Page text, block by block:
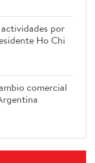
por
Ho Chi
comercial